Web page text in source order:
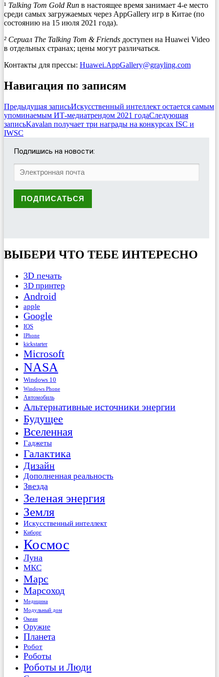
¹ Talking Tom Gold Run в настоящее время занимает 4-е место
среди самых загружаемых через AppGallery игр в Китае (по
состоянию на 15 июля 2021 года).
² Сериал The Talking Tom & Friends доступен на Huawei Video
в отдельных странах; цены могут различаться.
Контакты для прессы: Huawei.AppGallery@grayling.com
Навигация по записям
Предыдущая записьИскусственный интеллект остается самым
упоминаемым ИТ-медиатрендом 2021 годаСледующая
записьKavalan получает три награды на конкурсах ISC и
IWSC
Подпишись на новости:
ВЫБЕРИ ЧТО ТЕБЕ ИНТЕРЕСНО
3D печать
3D принтер
Android
apple
Google
IOS
IPhone
kickstarter
Microsoft
NASA
Windows 10
Windows Phone
Автомобиль
Альтернативные источники энергии
Будущее
Вселенная
Гаджеты
Галактика
Дизайн
Дополненная реальность
Звезда
Зеленая энергия
Земля
Искусственный интеллект
Киборг
Космос
Луна
МКС
Марс
Марсоход
Медицина
Модульный дом
Океан
Оружие
Планета
Робот
Роботы
Роботы и Люди